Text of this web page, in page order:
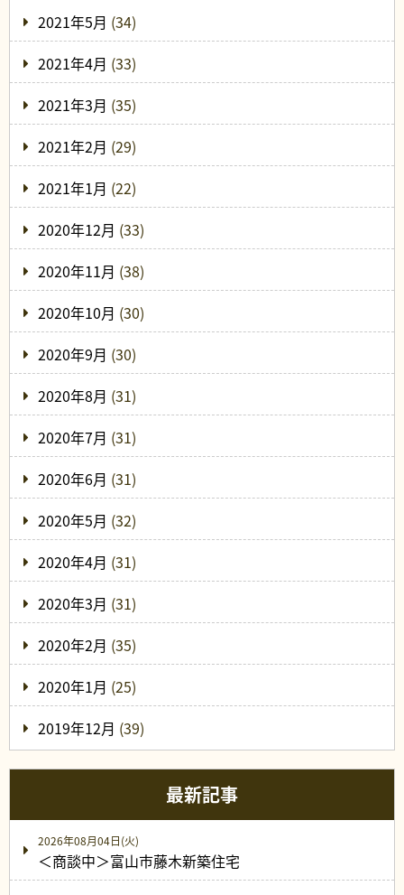
2021年5月 (34)
2021年4月 (33)
2021年3月 (35)
2021年2月 (29)
2021年1月 (22)
2020年12月 (33)
2020年11月 (38)
2020年10月 (30)
2020年9月 (30)
2020年8月 (31)
2020年7月 (31)
2020年6月 (31)
2020年5月 (32)
2020年4月 (31)
2020年3月 (31)
2020年2月 (35)
2020年1月 (25)
2019年12月 (39)
最新記事
2026年08月04日(火)
＜商談中＞富山市藤木新築住宅